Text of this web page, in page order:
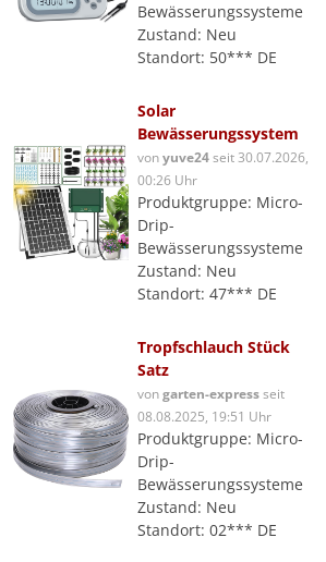
Bewässerungssysteme
Zustand: Neu
Standort: 50*** DE
Solar
Bewässerungssystem
vonyuve24seit 30.07.2026,
00:26 Uhr
Produktgruppe: Micro-
Drip-
Bewässerungssysteme
Zustand: Neu
Standort: 47*** DE
Tropfschlauch Stück
Satz
vongarten-expressseit
08.08.2025, 19:51 Uhr
Produktgruppe: Micro-
Drip-
Bewässerungssysteme
Zustand: Neu
Standort: 02*** DE